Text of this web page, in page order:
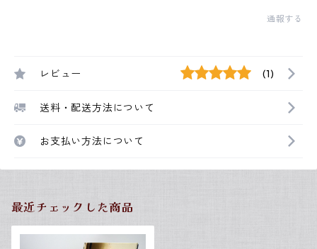
通報する
レビュー (1)
送料・配送方法について
お支払い方法について
最近チェックした商品